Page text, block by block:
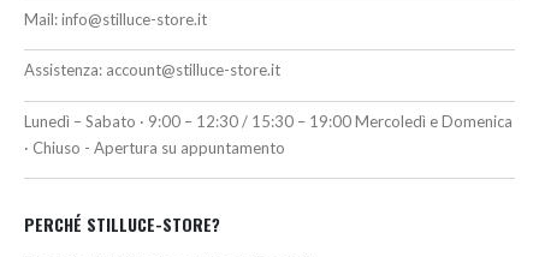
Mail:info@stilluce-store.it
Assistenza: account@stilluce-store.it
Lunedì – Sabato · 9:00 – 12:30 / 15:30 – 19:00 Mercoledì e Domenica
· Chiuso - Apertura su appuntamento
PERCHÉ STILLUCE-STORE?